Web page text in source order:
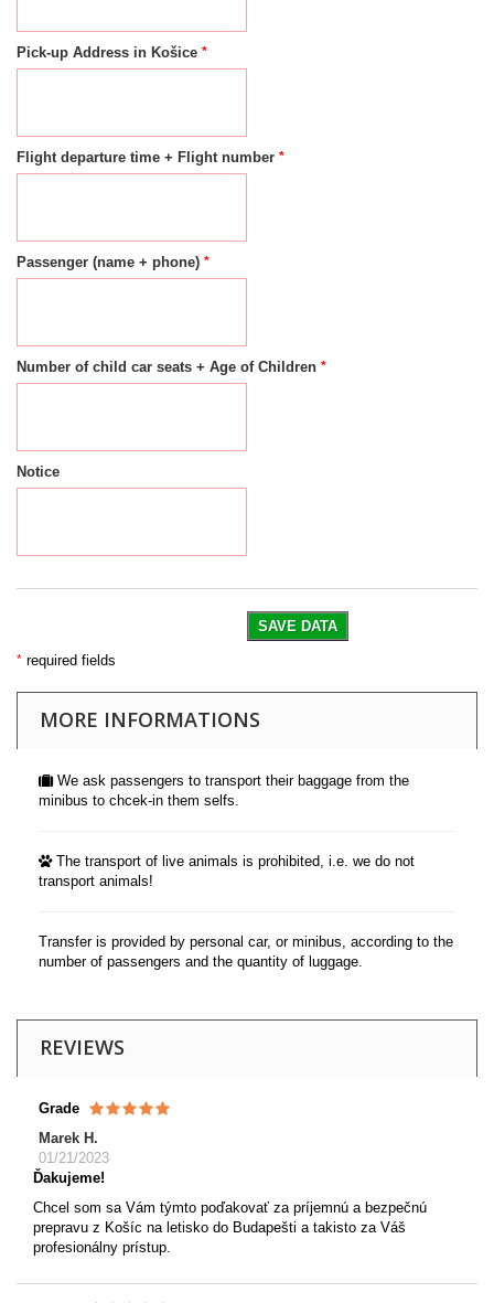
Pick-up Address in Košice *
Flight departure time + Flight number *
Passenger (name + phone) *
Number of child car seats + Age of Children *
Notice
SAVE DATA
* required fields
MORE INFORMATIONS
We ask passengers to transport their baggage from the
minibus to chcek-in them selfs.
The transport of live animals is prohibited, i.e. we do not
transport animals!
Transfer is provided by personal car, or minibus, according to the
number of passengers and the quantity of luggage.
REVIEWS
Grade
Marek H.
01/21/2023
Ďakujeme!
Chcel som sa Vám týmto poďakovať za príjemnú a bezpečnú
prepravu z Košíc na letisko do Budapešti a takisto za Váš
profesionálny prístup.